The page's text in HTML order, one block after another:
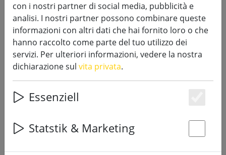
Adattatore batteria Kaemingk 2 x
AAA 3 Volt
con i nostri partner di social media, pubblicità e
analisi. I nostri partner possono combinare queste
informazioni con altri dati che hai fornito loro o che
hanno raccolto come parte del tuo utilizzo dei
servizi. Per ulteriori informazioni, vedere la nostra
dichiarazione sul vita privata.
Essenziell
Statstik & Marketing